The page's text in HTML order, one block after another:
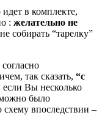
в комплекте,
: желательно не
не собирать “тарелку”
согласно
так сказать, “с
если Вы несколько
было
схему впоследствии –